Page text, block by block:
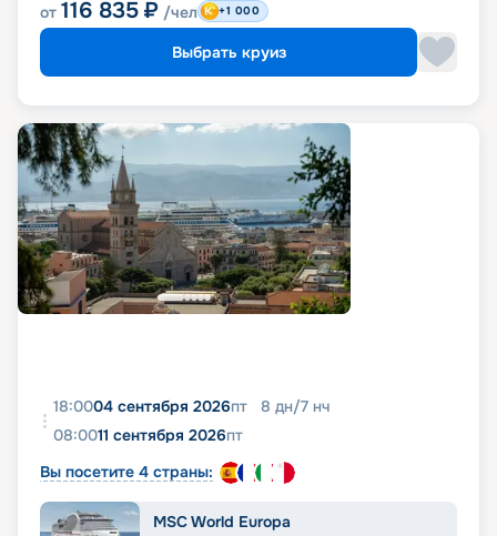
от 116 835 ₽ /чел +1 000
Выбрать круиз
18:0004 сентября 2026пт 8 дн/7 нч
08:0011 сентября 2026пт
Вы посетите 4 страны:
MSC World Europa